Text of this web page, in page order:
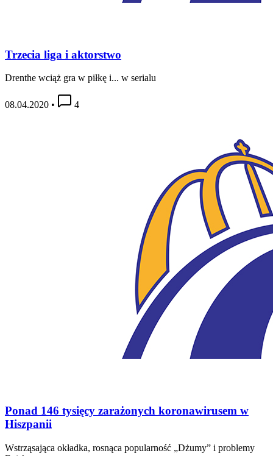
Trzecia liga i aktorstwo
Drenthe wciąż gra w piłkę i... w serialu
08.04.2020 • 4
Ponad 146 tysięcy zarażonych koronawirusem w
Hiszpanii
Wstrząsająca okładka, rosnąca popularność „Dżumy” i problemy